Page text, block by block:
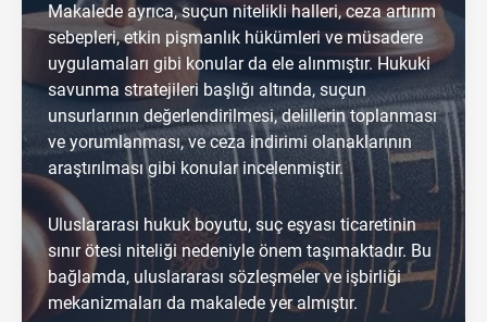
Makalede ayrıca, suçun nitelikli halleri, ceza artırım
sebepleri, etkin pişmanlık hükümleri ve müsadere
uygulamaları gibi konular da ele alınmıştır. Hukuki
savunma stratejileri başlığı altında, suçun
unsurlarının değerlendirilmesi, delillerin toplanması
ve yorumlanması, ve ceza indirimi olanaklarının
araştırılması gibi konular incelenmiştir.
Uluslararası hukuk boyutu, suç eşyası ticaretinin
sınır ötesi niteliği nedeniyle önem taşımaktadır. Bu
bağlamda, uluslararası sözleşmeler ve işbirliği
mekanizmaları da makalede yer almıştır.